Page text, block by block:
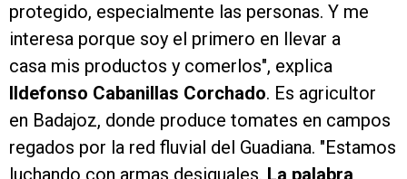
protegido, especialmente las personas. Y me
interesa porque soy el primero en llevar a
casa mis productos y comerlos", explica
Ildefonso Cabanillas Corchado. Es agricultor
en Badajoz, donde produce tomates en campos
regados por la red fluvial del Guadiana. "Estamos
luchando con armas desiguales. La palabra